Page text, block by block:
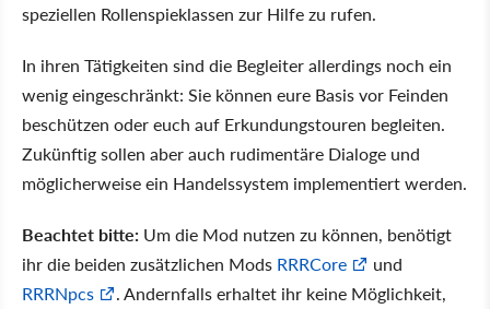
speziellen Rollenspieklassen zur Hilfe zu rufen.
In ihren Tätigkeiten sind die Begleiter allerdings noch ein
wenig eingeschränkt: Sie können eure Basis vor Feinden
beschützen oder euch auf Erkundungstouren begleiten.
Zukünftig sollen aber auch rudimentäre Dialoge und
möglicherweise ein Handelssystem implementiert werden.
Beachtet bitte: Um die Mod nutzen zu können, benötigt
ihr die beiden zusätzlichen Mods RRRCore
und
RRRNpcs
. Andernfalls erhaltet ihr keine Möglichkeit,